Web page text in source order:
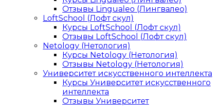
Отзывы Lingualeo (Лингвалео)
LoftSchool (Лофт скул)
Курсы LoftSchool (Лофт скул)
Отзывы LoftSchool (Лофт скул)
Netology (Нетология)
Курсы Netology (Нетология)
Отзывы Netology (Нетология)
Университет искусственного интеллекта
Курсы Университет искусственного
интеллекта
Отзывы Университет